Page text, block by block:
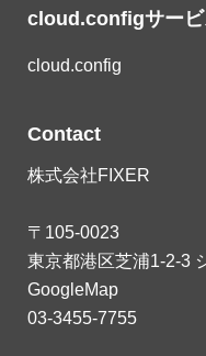
cloud.configサービ
cloud.config
Contact
株式会社FIXER
〒105-0023
東京都港区芝浦1-2-3
GoogleMap
03-3455-7755